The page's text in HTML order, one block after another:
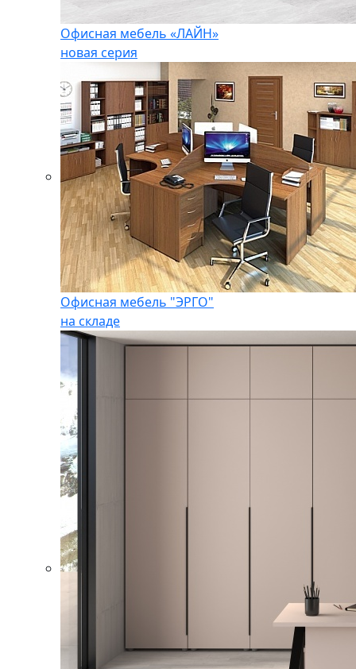
Офисная мебель «ЛАЙН»
новая серия
Офисная мебель "ЭРГО"
на складе